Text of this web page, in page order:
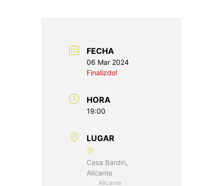
FECHA
06 Mar 2024
Finalizdo!
HORA
19:00
LUGAR
Casa Bardin,
Alicante
Alicante